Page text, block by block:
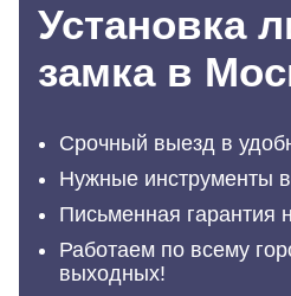
Установка
замка в
Срочный выезд в
Нужные инструменты
Письменная гарантия
Работаем по всему
выходных!